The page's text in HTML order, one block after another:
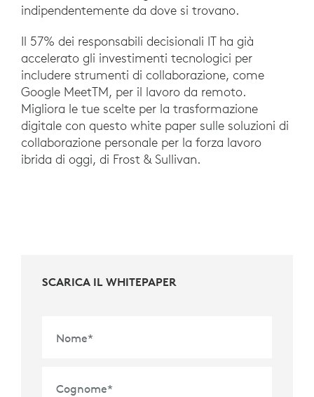
indipendentemente da dove si trovano.
Il 57% dei responsabili decisionali IT ha già
accelerato gli investimenti tecnologici per
includere strumenti di collaborazione, come
Google MeetTM, per il lavoro da remoto.
Migliora le tue scelte per la trasformazione
digitale con questo white paper sulle soluzioni di
collaborazione personale per la forza lavoro
ibrida di oggi, di Frost & Sullivan.
SCARICA IL WHITEPAPER
Nome*
Cognome*